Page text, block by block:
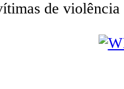
de violência